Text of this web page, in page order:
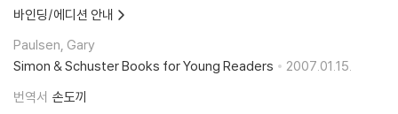
바인딩/에디션 안내
Paulsen, Gary
Simon & Schuster Books for Young Readers
2007.01.15.
번역서 손도끼